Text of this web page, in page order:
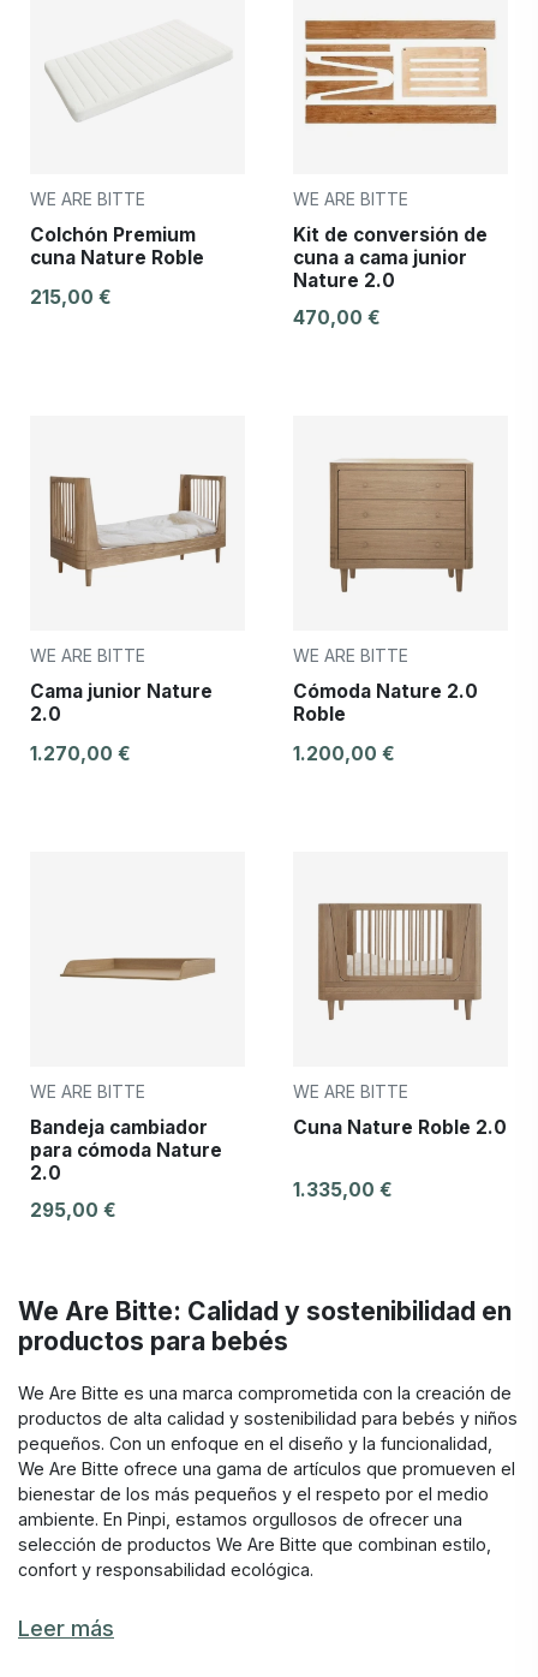
WE ARE BITTE
Colchón Premium
cuna Nature Roble
215,00 €
WE ARE BITTE
Kit de conversión de
cuna a cama junior
Nature 2.0
470,00 €
WE ARE BITTE
Cama junior Nature
2.0
1.270,00 €
WE ARE BITTE
Cómoda Nature 2.0
Roble
1.200,00 €
WE ARE BITTE
Bandeja cambiador
para cómoda Nature
2.0
295,00 €
WE ARE BITTE
Cuna Nature Roble 2.0
1.335,00 €
We Are Bitte: Calidad y sostenibilidad en
productos para bebés
We Are Bitte es una marca comprometida con la creación de
productos de alta calidad y sostenibilidad para bebés y niños
pequeños. Con un enfoque en el diseño y la funcionalidad,
We Are Bitte ofrece una gama de artículos que promueven el
bienestar de los más pequeños y el respeto por el medio
ambiente. En Pinpi, estamos orgullosos de ofrecer una
selección de productos We Are Bitte que combinan estilo,
confort y responsabilidad ecológica.
Variedad de productos We Are Bitte
Leer más